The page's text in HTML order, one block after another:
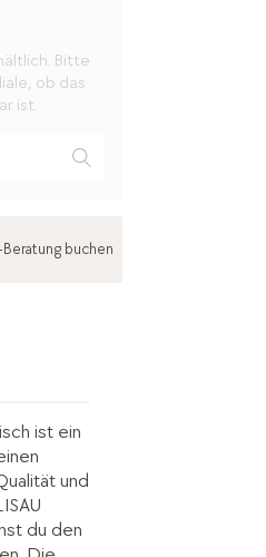
Bitte
ob das
ist.
Beratung buchen
ist ein
und
du den